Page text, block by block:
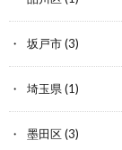
坂戸市(3)
埼玉県(1)
墨田区(3)